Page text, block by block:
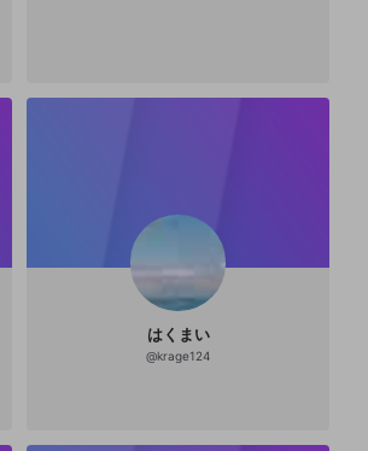
はくまい
@krage124